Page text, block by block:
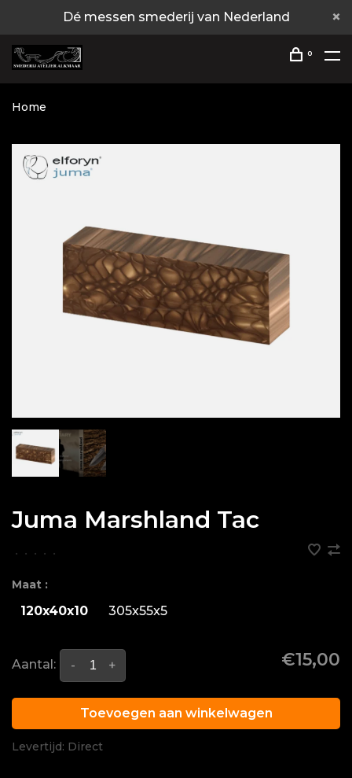
Dé messen smederij van Nederland
0
Home
Juma Marshland Tac
• • • • •
Maat :
120x40x10 305x55x5
Aantal: +
- €15,00
Toevoegen aan winkelwagen
Levertijd: Direct